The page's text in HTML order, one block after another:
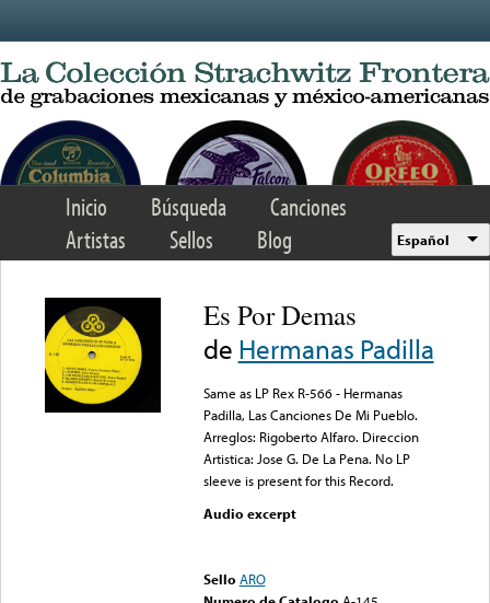
Inicio Búsqueda
Canciones
Artistas
Sellos Blog Español
Es Por Demas
de Hermanas Padilla
Same as LP Rex R-566 - Hermanas
Padilla, Las Canciones De Mi Pueblo.
Arreglos: Rigoberto Alfaro. Direccion
Artistica: Jose G. De La Pena. No LP
sleeve is present for this Record.
Audio excerpt
Sello ARO